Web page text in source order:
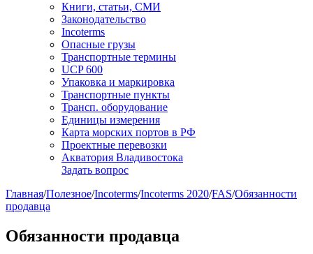
Книги, статьи, СМИ
Законодательство
Incoterms
Опасные грузы
Транспортные термины
UCP 600
Упаковка и маркировка
Транспортные пункты
Трансп. оборудование
Единицы измерения
Карта морских портов в РФ
Проектные перевозки
Акватория Владивостока
Задать вопрос
Главная/Полезное/Incoterms/Incoterms 2020/FAS/Обязанности
продавца
Обязанности продавца